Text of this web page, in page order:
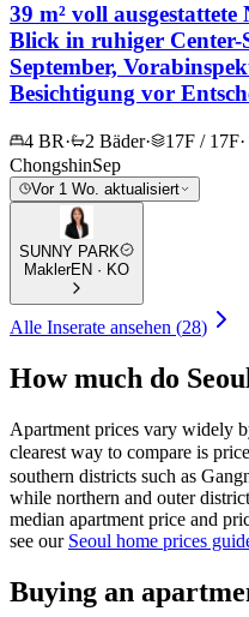
39 m² voll
Blick in ruhiger Center-
September,
Besichtigung vor
4 BR· 2 Bäder· 17F / 17F·
ChongshinSep
Vor 1 Wo. aktualisiert
SUNNY PARK
MaklerEN · KO
Alle Inserate ansehen (28)
How much do
Apartment prices vary widely
clearest way to compare is
southern districts such as
while northern and outer
median apartment price and
see our Seoul home prices
Buying an